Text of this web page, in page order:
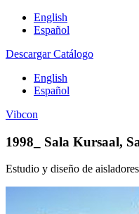
English
Español
Descargar Catálogo
English
Español
Vibcon
1998_ Sala Kursaal,
Estudio y diseño de